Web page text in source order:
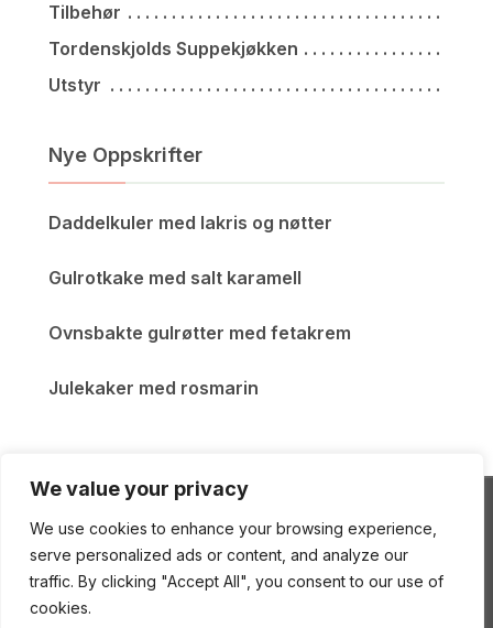
We value your privacy
We use cookies to enhance your browsing experience,
serve personalized ads or content, and analyze our
traffic. By clicking "Accept All", you consent to our use of
cookies.
Tilbehør
Tordenskjolds Suppekjøkken
Utstyr
Nye Oppskrifter
Daddelkuler med lakris og nøtter
Gulrotkake med salt karamell
Ovnsbakte gulrøtter med fetakrem
Julekaker med rosmarin
ENEstående Mat